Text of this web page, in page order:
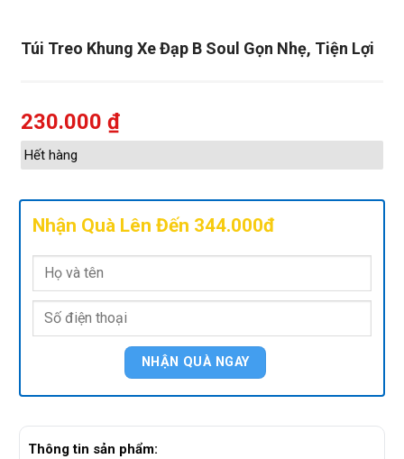
Túi Treo Khung Xe Đạp B Soul Gọn Nhẹ, Tiện Lợi
230.000 ₫
Hết hàng
Nhận Quà Lên Đến 344.000đ
Thông tin sản phẩm: